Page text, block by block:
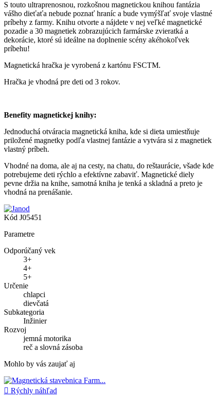
S touto ultraprenosnou, rozkošnou magnetickou knihou fantázia
vášho dieťaťa nebude poznať hraníc a bude vymýšľať svoje vlastné
príbehy z farmy. Knihu otvorte a nájdete v nej veľké magnetické
pozadie a 30 magnetiek zobrazujúcich farmárske zvieratká a
dekorácie, ktoré sú ideálne na doplnenie scény akéhokoľvek
príbehu!
Magnetická hračka je vyrobená z kartónu FSCTM.
Hračka je vhodná pre deti od 3 rokov.
Benefity magnetickej knihy:
Jednoduchá otváracia magnetická kniha, kde si dieta umiestňuje
priložené magnetky podľa vlastnej fantázie a vytvára si z magnetiek
vlastný príbeh.
Vhodné na doma, ale aj na cesty, na chatu, do reštaurácie, všade kde
potrebujeme deti rýchlo a efektívne zabaviť. Magnetické diely
pevne držia na knihe, samotná kniha je tenká a skladná a preto je
vhodná na prenášanie.
Kód J05451
Parametre
Odporúčaný vek
3+
4+
5+
Určenie
chlapci
dievčatá
Subkategoria
Inžinier
Rozvoj
jemná motorika
reč a slovná zásoba
Mohlo by vás zaujať aj
 Rýchly náhľad